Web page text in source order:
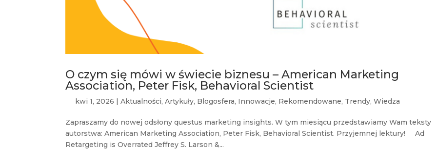
O czym się mówi w świecie biznesu – American Marketing
Association, Peter Fisk, Behavioral Scientist
kwi 1, 2026 |Aktualności,Artykuły, Blogosfera, Innowacje, Rekomendowane, Trendy,Wiedza
Zapraszamy do nowej odsłony questus marketing insights. W tym miesiącu przedstawiamy Wam teksty
autorstwa: American Marketing Association, Peter Fisk, Behavioral Scientist. Przyjemnej lektury! Ad
Retargeting is Overrated Jeffrey S. Larson &...